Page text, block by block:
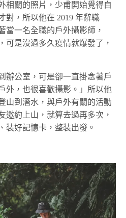
相關的照片，少甫開始覺得自
對，所以他在 2019 年辭職
當一名全職的戶外攝影師，
可是沒過多久疫情就爆發了，
辦公室，可是卻一直掛念著戶
外，也很喜歡攝影。」所以他
山到潛水，與戶外有關的活動
邀約上山，就算去過再多次，
裝好記憶卡，整裝出發。